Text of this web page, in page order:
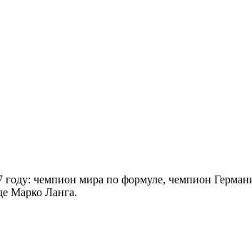
году: чемпион мира по формуле, чемпион
Марко Ланга.